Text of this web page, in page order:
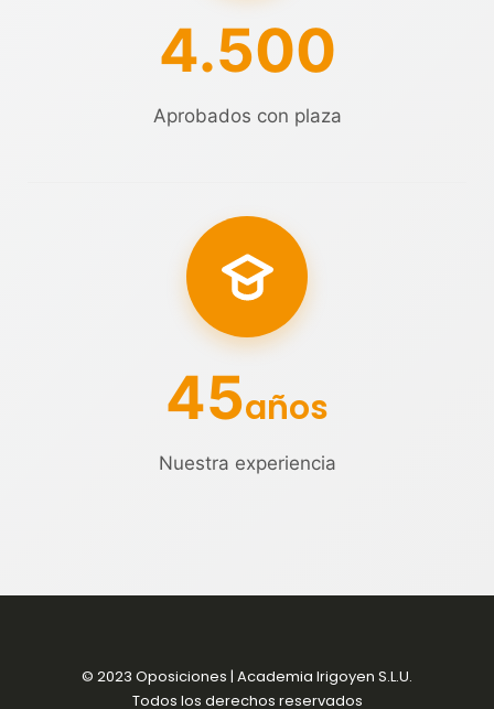
4.500
Aprobados con plaza
45años
Nuestra experiencia
© 2023 Oposiciones | Academia Irigoyen S.L.U.
Todos los derechos reservados